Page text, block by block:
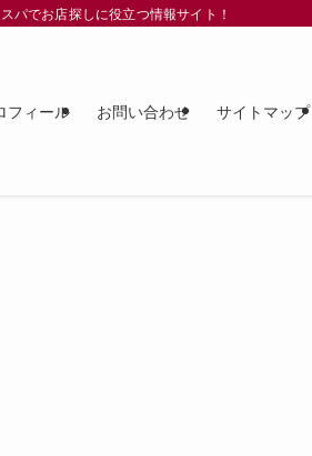
パでお店探しに役立つ情報サイト！
フィール お問い合わせ サイトマップ